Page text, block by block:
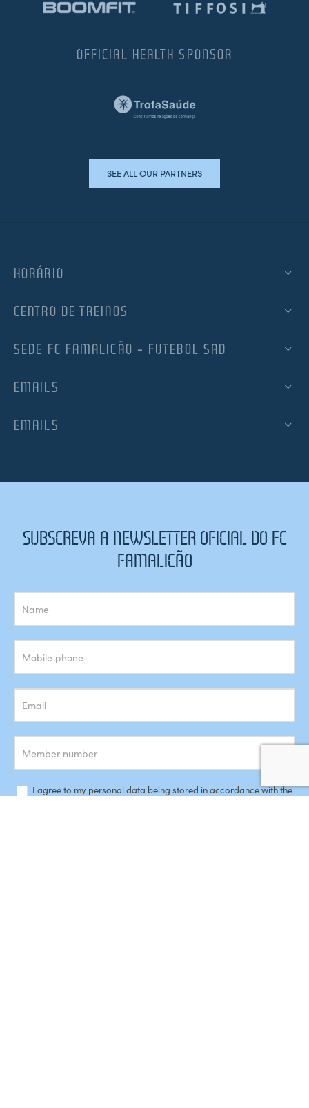
OFFICIAL HEALTH SPONSOR
SEE ALL OUR PARTNERS
HORÁRIO
CENTRO DE TREINOS
SEDE FC FAMALICÃO – FUTEBOL SAD
EMAILS
EMAILS
SUBSCREVA A NEWSLETTER OFICIAL DO FC
FAMALICÃO
Subscrição
Newsletter
I agree to my personal data being stored in accordance with the